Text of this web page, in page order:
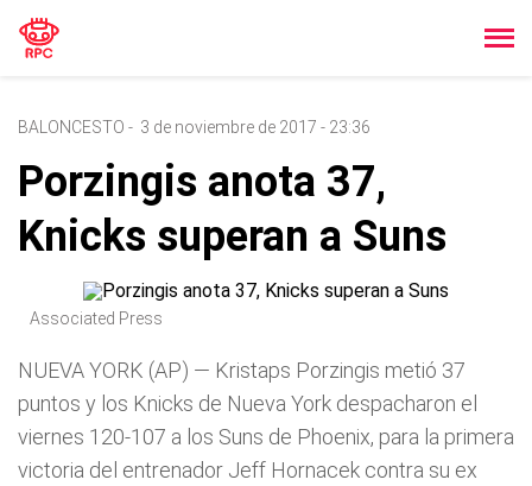
BALONCESTO - 3 de noviembre de 2017 - 23:36
Porzingis anota 37,
Knicks superan a Suns
Associated Press
NUEVA YORK (AP) — Kristaps Porzingis metió 37
puntos y los Knicks de Nueva York despacharon el
viernes 120-107 a los Suns de Phoenix, para la primera
victoria del entrenador Jeff Hornacek contra su ex